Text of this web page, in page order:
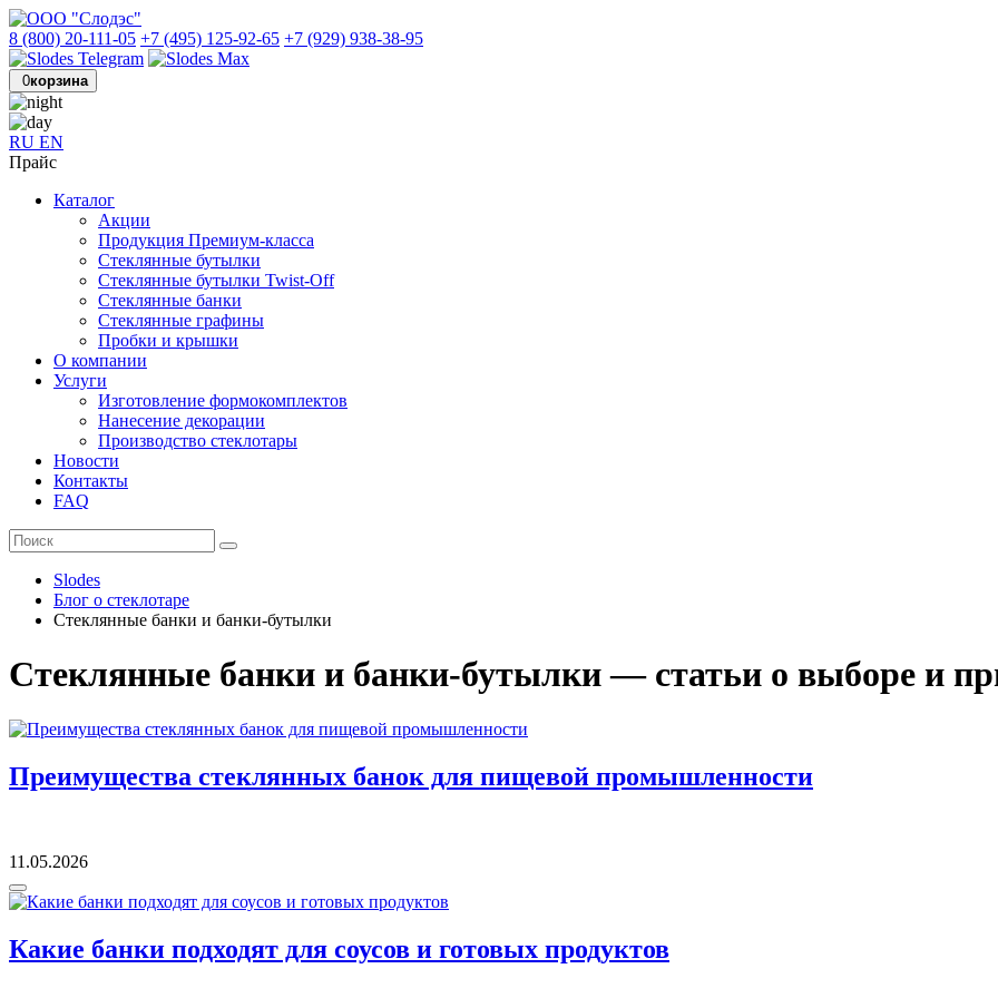
8 (800) 20-111-05 +7 (495) 125-92-65 +7 (929) 938-38-95
0корзина
RU EN
Прайс
Каталог
Акции
Продукция Премиум-класса
Стеклянные бутылки
Стеклянные бутылки Twist-Off
Стеклянные банки
Стеклянные графины
Пробки и крышки
О компании
Услуги
Изготовление формокомплектов
Нанесение декорации
Производство стеклотары
Новости
Контакты
FAQ
Slodes
Блог о стеклотаре
Стеклянные банки и банки-бутылки
Стеклянные банки и банки-бутылки — статьи о выборе и
Преимущества стеклянных банок для пищевой промышленности
11.05.2026
Какие банки подходят для соусов и готовых продуктов